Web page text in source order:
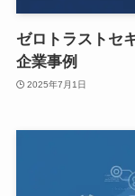
ゼロトラストセ
企業事例
2025年7月1日